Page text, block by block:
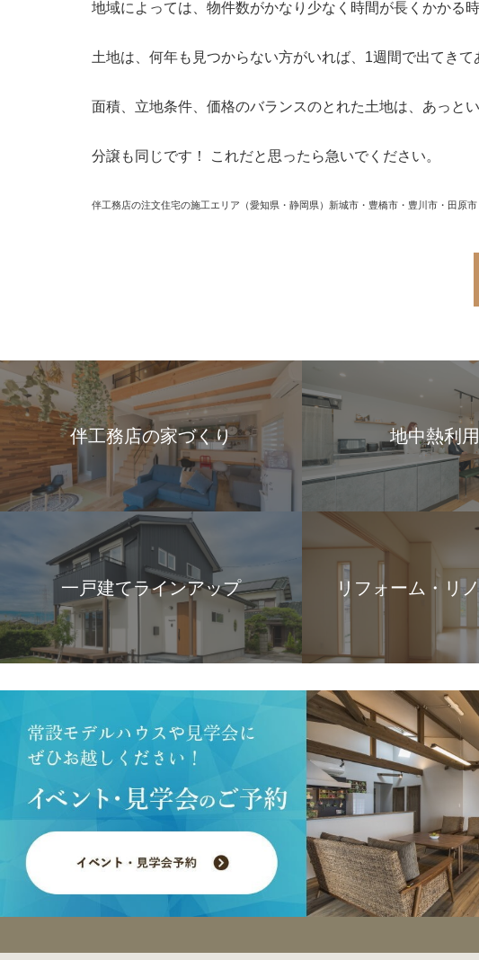
地域によっては、物件数がかなり少なく時間が長くかかる
土地は、何年も見つからない方がいれば、1週間で出てきて
面積、立地条件、価格のバランスのとれた土地は、あっと
分譲も同じです！ これだと思ったら急いでください。
伴工務店の注文住宅の施工エリア（愛知県・静岡県）新城市・豊橋市・豊川市・田
伴工務店の家づくり 地中熱利
一戸建てラインアップ リフォーム・リ